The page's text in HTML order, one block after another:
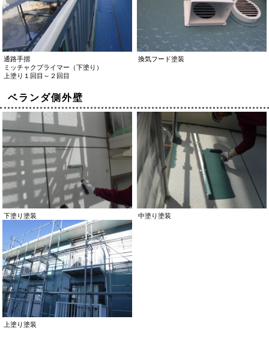
通路手摺
ミッチャクプライマー（下塗り）
上塗り１回目～２回目
換気フード塗装
ベランダ側外壁
下塗り塗装 中塗り塗装
上塗り塗装